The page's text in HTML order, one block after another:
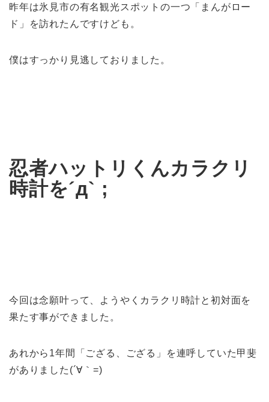
昨年は氷見市の有名観光スポットの一つ「まんがロー
ド」を訪れたんですけども。
僕はすっかり見逃しておりました。
忍者ハットリくんカラクリ
時計を´д` ;
今回は念願叶って、ようやくカラクリ時計と初対面を
果たす事ができました。
あれから1年間「ござる、ござる」を連呼していた甲斐
がありました(´∀｀=)